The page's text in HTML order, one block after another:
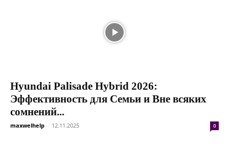
Hyundai Palisade Hybrid 2026:
Эффективность для Семьи и Вне всяких
сомнений...
maxwelhelp - 12.11.2025 0